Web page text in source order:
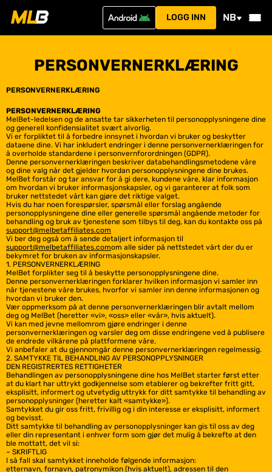
LOGG INN NB
PERSONVERNERKLÆRING
PERSONVERNERKLÆRING
PERSONVERNERKLÆRING
MelBet-ledelsen og de ansatte tar sikkerheten til personopplysningene dine
og generell konfidensialitet svært alvorlig.
Vi er forpliktet til å forbedre innsynet i hvordan vi bruker og beskytter
dataene dine. Vi har inkludert endringer i denne personvernerklæringen for
å overholde standardene i personvernforordningen (GDPR).
Denne personvernerklæringen beskriver databehandlingsmetodene våre
og dine valg når det gjelder hvordan personopplysningene dine brukes.
MelBet forstår og tar ansvar for å gi dere, kundene våre, klar informasjon
om hvordan vi bruker informasjonskapsler, og vi garanterer at folk som
bruker nettstedet vårt kan gjøre det riktige valget.
Hvis du har noen forespørsler, spørsmål eller forslag angående
personopplysningene dine eller generelle spørsmål angående metoder for
behandling og bruk av tjenestene som tilbys til deg, kan du kontakte oss på
support@melbetaffiliates.com
Vi ber deg også om å sende detaljert informasjon til
support@melbetaffiliates.comom alle sider på nettstedet vårt der du er
bekymret for bruken av informasjonskapsler.
1. PERSONVERNERKLÆRING
MelBet forplikter seg til å beskytte personopplysningene dine.
Denne personvernerklæringen forklarer hvilken informasjon vi samler inn
når tjenestene våre brukes, hvorfor vi samler inn denne informasjonen og
hvordan vi bruker den.
Vær oppmerksom på at denne personvernerklæringen blir avtalt mellom
deg og MelBet (heretter «vi», «oss» eller «vår», hvis aktuelt).
Vi kan med jevne mellomrom gjøre endringer i denne
personvernerklæringen og varsler deg om disse endringene ved å publisere
de endrede vilkårene på plattformene våre.
Vi anbefaler at du gjennomgår denne personvernerklæringen regelmessig.
2. SAMTYKKE TIL BEHANDLING AV PERSONOPPLYSNINGER
DEN REGISTRERTES RETTIGHETER
Behandlingen av personopplysningene dine hos MelBet starter først etter
at du klart har uttrykt godkjennelse som etablerer og bekrefter fritt gitt,
eksplisitt, informert og utvetydig uttrykk for ditt samtykke til behandling av
personopplysninger (heretter kalt «samtykke»).
Samtykket du gir oss fritt, frivillig og i din interesse er eksplisitt, informert
og bevisst.
Ditt samtykke til behandling av personopplysninger kan gis til oss av deg
eller din representant i enhver form som gjør det mulig å bekrefte at den
ble mottatt, det vil si:
– SKRIFTLIG
I så fall skal samtykket inneholde følgende informasjon:
etternavn, fornavn, patronymikon (hvis aktuelt), adressen til den